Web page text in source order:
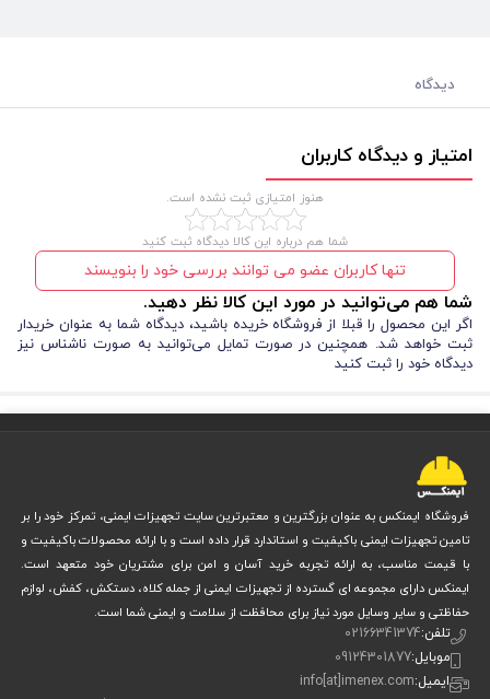
دیدگاه
امتیاز و دیدگاه کاربران
هنوز امتیازی ثبت نشده است.
شما هم درباره این کالا دیدگاه ثبت کنید
تنها کاربران عضو می توانند بررسی خود را بنویسند
شما هم می‌توانید در مورد این کالا نظر دهید.
اگر این محصول را قبلا از فروشگاه خریده باشید، دیدگاه شما به عنوان خریدار
ثبت خواهد شد. همچنین در صورت تمایل می‌توانید به صورت ناشناس نیز
دیدگاه خود را ثبت کنید
فروشگاه ایمنکس به عنوان بزرگترین و معتبرترین سایت تجهیزات ایمنی، تمرکز خود را بر
تامین تجهیزات ایمنی باکیفیت و استاندارد قرار داده است و با ارائه محصولات باکیفیت و
با قیمت مناسب، به ارائه تجربه خرید آسان و امن برای مشتریان خود متعهد است.
ایمنکس دارای مجموعه ای گسترده از تجهیزات ایمنی از جمله کلاه، دستکش، کفش، لوازم
حفاظتی و سایر وسایل مورد نیاز برای محافظت از سلامت و ایمنی شما است.
تلفن:02166341374
موبایل:09124301877
ایمیل:info[at]imenex.com